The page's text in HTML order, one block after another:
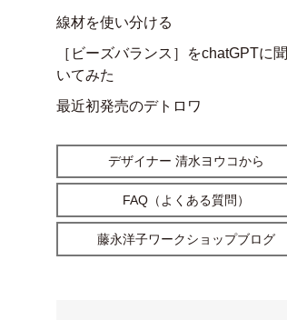
線材を使い分ける
［ビーズバランス］をchatGPTに聞
いてみた
最近初発売のデトロワ
デザイナー 清水ヨウコから
FAQ（よくある質問）
藤永洋子ワークショップブログ